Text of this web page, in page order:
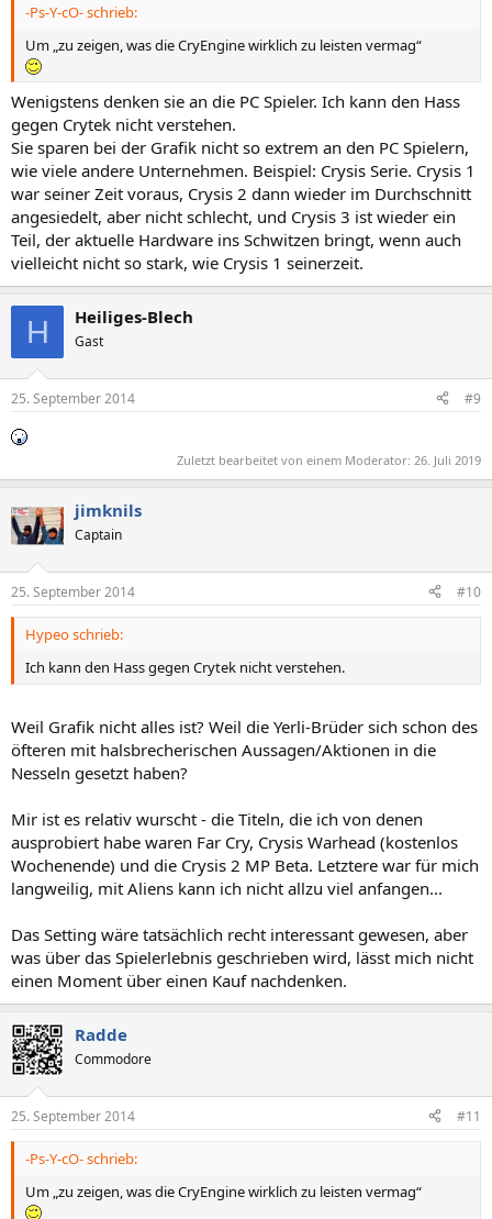
-Ps-Y-cO- schrieb:
Um „zu zeigen, was die CryEngine wirklich zu leisten vermag“
Wenigstens denken sie an die PC Spieler. Ich kann den Hass
gegen Crytek nicht verstehen.
Sie sparen bei der Grafik nicht so extrem an den PC Spielern,
wie viele andere Unternehmen. Beispiel: Crysis Serie. Crysis 1
war seiner Zeit voraus, Crysis 2 dann wieder im Durchschnitt
angesiedelt, aber nicht schlecht, und Crysis 3 ist wieder ein
Teil, der aktuelle Hardware ins Schwitzen bringt, wenn auch
vielleicht nicht so stark, wie Crysis 1 seinerzeit.
H Heiliges-Blech
Gast
25. September 2014 #9
Zuletzt bearbeitet von einem Moderator: 26. Juli 2019
jimknils
Captain
25. September 2014 #10
Hypeo schrieb:
Ich kann den Hass gegen Crytek nicht verstehen.
Weil Grafik nicht alles ist? Weil die Yerli-Brüder sich schon des
öfteren mit halsbrecherischen Aussagen/Aktionen in die
Nesseln gesetzt haben?
Mir ist es relativ wurscht - die Titeln, die ich von denen
ausprobiert habe waren Far Cry, Crysis Warhead (kostenlos
Wochenende) und die Crysis 2 MP Beta. Letztere war für mich
langweilig, mit Aliens kann ich nicht allzu viel anfangen...
Das Setting wäre tatsächlich recht interessant gewesen, aber
was über das Spielerlebnis geschrieben wird, lässt mich nicht
einen Moment über einen Kauf nachdenken.
Radde
Commodore
25. September 2014 #11
-Ps-Y-cO- schrieb:
Um „zu zeigen, was die CryEngine wirklich zu leisten vermag“